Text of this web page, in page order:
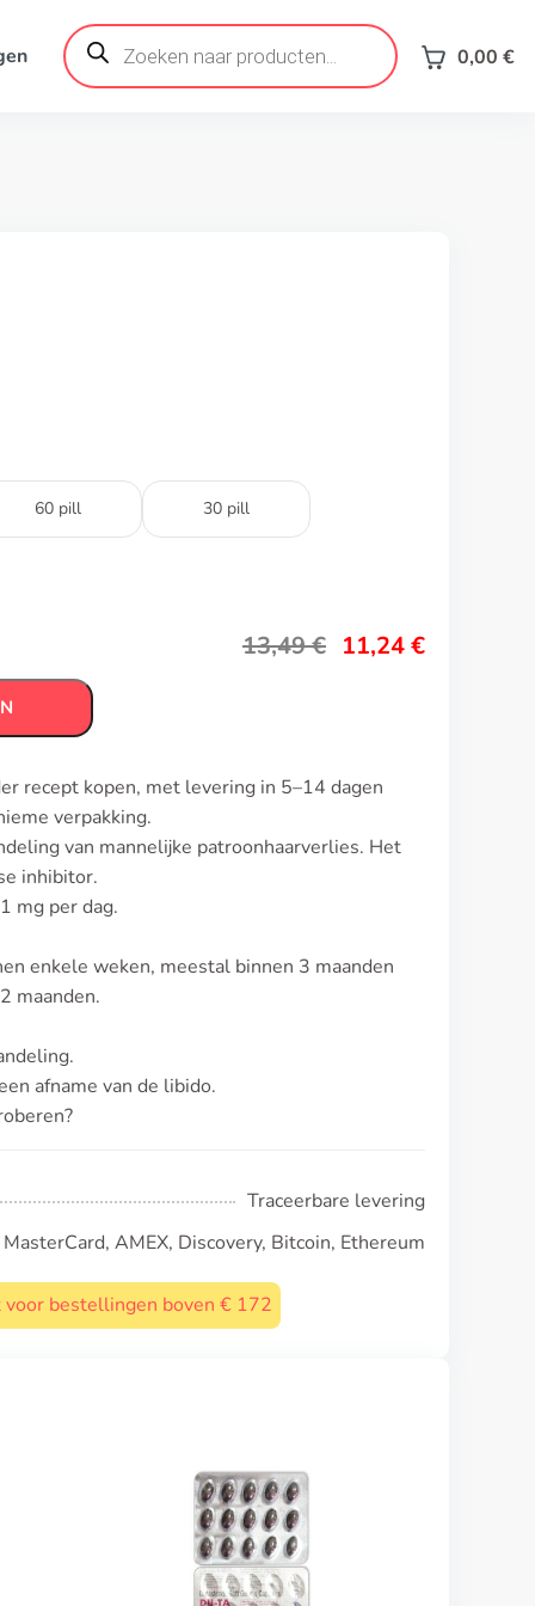
Products
search 0,00 €
60 pill 30 pill
13,49€ 11,24€
recept kopen, met levering in 5–14 dagen
verpakking.
van mannelijke patroonhaarverlies. Het
inhibitor.
mg per dag.
enkele weken, meestal binnen 3 maanden
maanden.
afname van de libido.
Traceerbare levering
AMEX, Discovery, Bitcoin, Ethereum
bestellingen boven € 172